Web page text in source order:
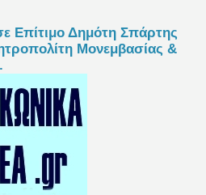
Επίτιμο Δημότη Σπάρτης
Μονεμβασίας &